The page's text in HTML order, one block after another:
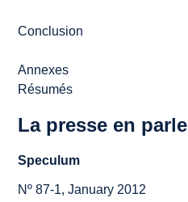
Conclusion
Annexes
Résumés
La presse en parle
Speculum
Nº 87-1, January 2012